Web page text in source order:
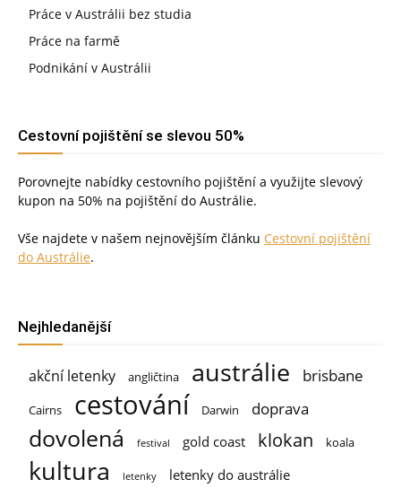
Práce v Austrálii bez studia
Práce na farmě
Podnikání v Austrálii
Cestovní pojištění se slevou 50%
Porovnejte nabídky cestovního pojištění a využijte slevový
kupon na 50% na pojištění do Austrálie.
Vše najdete v našem nejnovějším článku Cestovní pojištění
do Austrálie.
Nejhledanější
akční letenky angličtina austrálie brisbane
Cairns cestování Darwin doprava
dovolená festival gold coast klokan koala
kultura letenky letenky do austrálie